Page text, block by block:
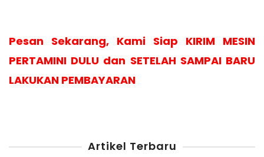
Pesan Sekarang, Kami Siap KIRIM MESIN
PERTAMINI DULU dan SETELAH SAMPAI BARU
LAKUKAN PEMBAYARAN
Artikel Terbaru